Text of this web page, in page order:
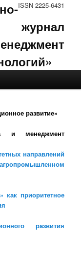
ISSN 2225-6431
развитие»
и менеджмент
направлений
как приоритетное
развития